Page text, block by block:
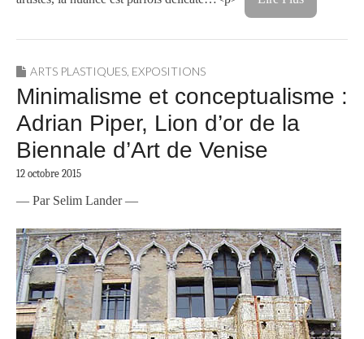
ARTS PLASTIQUES EXPOSITIONS
Minimalisme et conceptualisme :
Adrian Piper, Lion d’or de la
Biennale d’Art de Venise
12 octobre 2015
— Par Selim Lander —